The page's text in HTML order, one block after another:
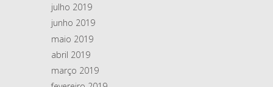
julho 2019
junho 2019
maio 2019
abril 2019
março 2019